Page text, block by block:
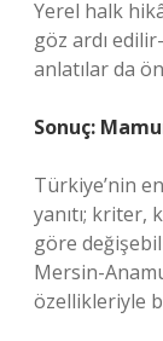
Yerel halk
göz ardı
anlatılar da
Sonuç:
Türkiye’nin
yanıtı;
göre
Mersin-
özellikleriyle